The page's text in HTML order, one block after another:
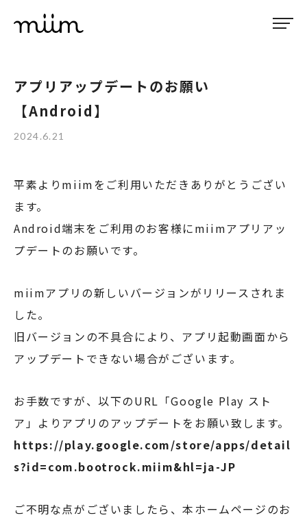
アプリアップデートのお願い
【Android】
2024.6.21
平素よりmiimをご利用いただきありがとうござい
ます。
Android端末をご利用のお客様にmiimアプリアッ
プデートのお願いです。
miimアプリの新しいバージョンがリリースされま
した。
旧バージョンの不具合により、アプリ起動画面から
アップデートできない場合がございます。
お手数ですが、以下のURL「Google Play スト
ア」よりアプリのアップデートをお願い致します。
https://play.google.com/store/apps/detail
s?id=com.bootrock.miim&hl=ja-JP
ご不明な点がございましたら、本ホームページのお